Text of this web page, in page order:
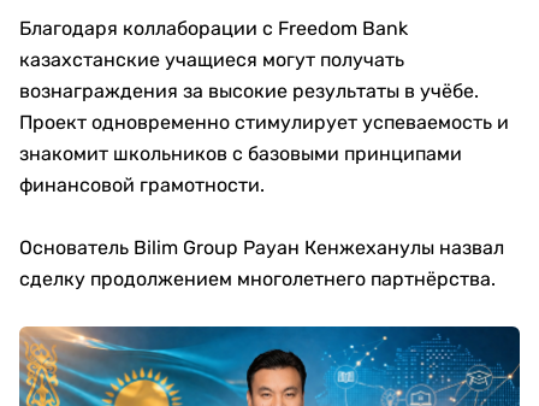
Благодаря коллаборации с Freedom Bank
казахстанские учащиеся могут получать
вознаграждения за высокие результаты в учёбе.
Проект одновременно стимулирует успеваемость и
знакомит школьников с базовыми принципами
финансовой грамотности.
Основатель Bilim Group Рауан Кенжеханулы назвал
сделку продолжением многолетнего партнёрства.